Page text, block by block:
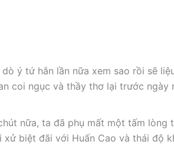
ý tứ hắn lần nữa xem sao rồi sẽ
coi ngục và thầy thơ lại trước ngày
nữa, ta đã phụ mất một tấm lòng
xử biệt đãi với Huấn Cao và thái độ